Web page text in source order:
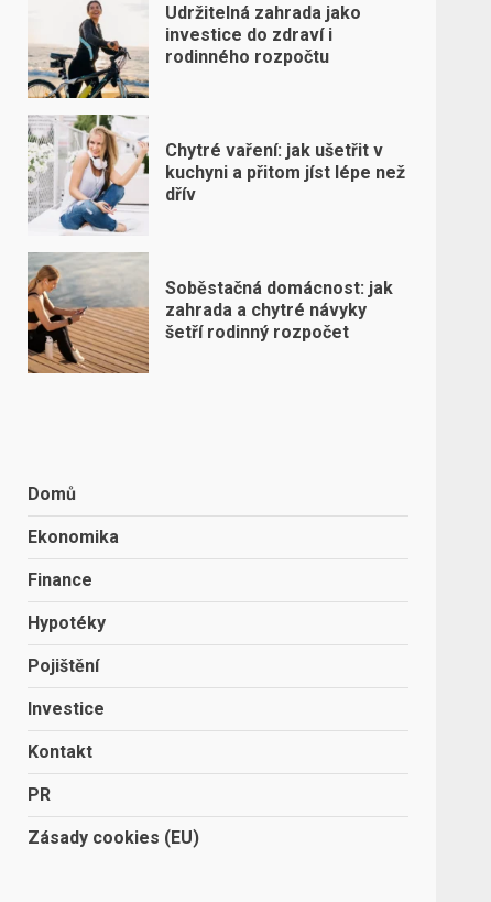
Udržitelná zahrada jako
investice do zdraví i
rodinného rozpočtu
Chytré vaření: jak ušetřit v
kuchyni a přitom jíst lépe než
dřív
Soběstačná domácnost: jak
zahrada a chytré návyky
šetří rodinný rozpočet
Domů
Ekonomika
Finance
Hypotéky
Pojištění
Investice
Kontakt
PR
Zásady cookies (EU)